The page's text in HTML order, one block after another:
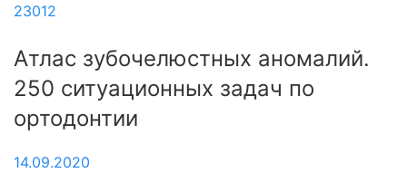
23012
Атлас зубочелюстных аномалий.
250 ситуационных задач по
ортодонтии
14.09.2020